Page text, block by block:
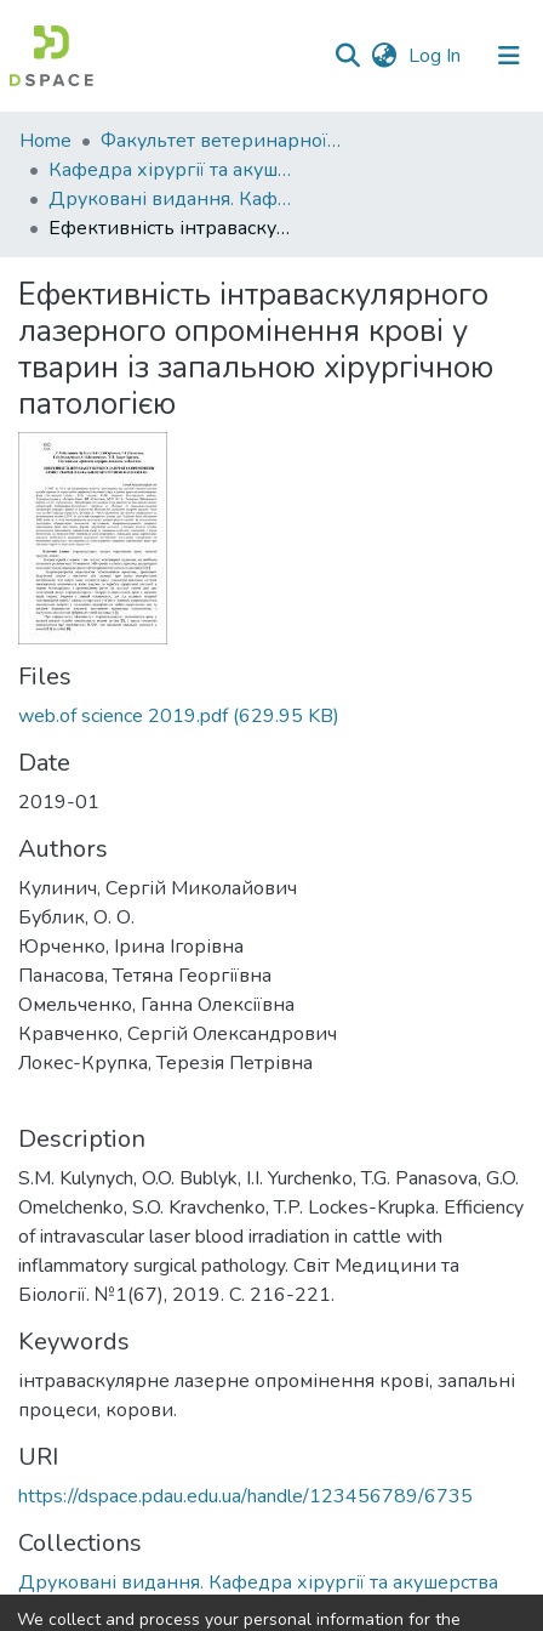
Log In (current)
Communities
&
Collections
All of DSpace
Statistics
Home
Факультет ветеринарної медицини
Кафедра хірургії та акушерства
Друковані видання. Кафедра хірургії та акушерства
Ефективність інтраваскулярного лазерного опромінення крові у тварин із запальною хірургічною патологією
Ефективність інтраваскулярного
лазерного опромінення крові у
тварин із запальною хірургічною
патологією
Files
web.of science 2019.pdf(629.95 KB)
Date
2019-01
Authors
Кулинич, Сергій Миколайович
Бублик, О. О.
Юрченко, Ірина Ігорівна
Панасова, Тетяна Георгіївна
Омельченко, Ганна Олексіївна
Кравченко, Сергій Олександрович
Локес-Крупка, Терезія Петрівна
Description
S.M. Kulynych, O.O. Bublyk, I.I. Yurchenko, T.G. Panasova, G.O.
Omelchenko, S.O. Kravchenko, T.P. Lockes-Krupka. Еfficiency
of intravascular laser blood irradiation in cattle with
inflammatory surgical pathology. Світ Медицини та
Біології. №1(67), 2019. С. 216-221.
Keywords
інтраваскулярне лазерне опромінення крові, запальні
процеси, корови.
URI
https://dspace.pdau.edu.ua/handle/123456789/6735
Collections
Друковані видання. Кафедра хірургії та акушерства
We collect and process your personal information for the